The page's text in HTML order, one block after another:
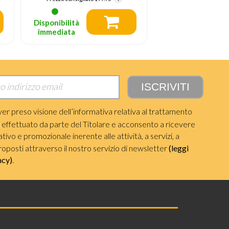
Pen Inclusi
Disponibilità
immediata
preso visione dell’informativa relativa al trattamento
effettuato da parte del Titolare e acconsento a ricevere
e promozionale inerente alle attività, a servizi, a
attraverso il nostro servizio di newsletter(leggi
.